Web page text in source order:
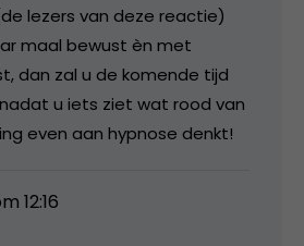
lezers van deze reactie)
maal bewust èn met
dan zal u de komende tijd
u iets ziet wat rood van
even aan hypnose denkt!
12:16